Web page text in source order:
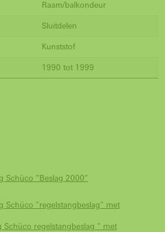
Raam/balkondeur
Sluitdelen
Kunststof
1990 tot 1999
Schüco "Beslag 2000"
Schüco "regelstangbeslag" met
Schüco regelstangbeslag " met